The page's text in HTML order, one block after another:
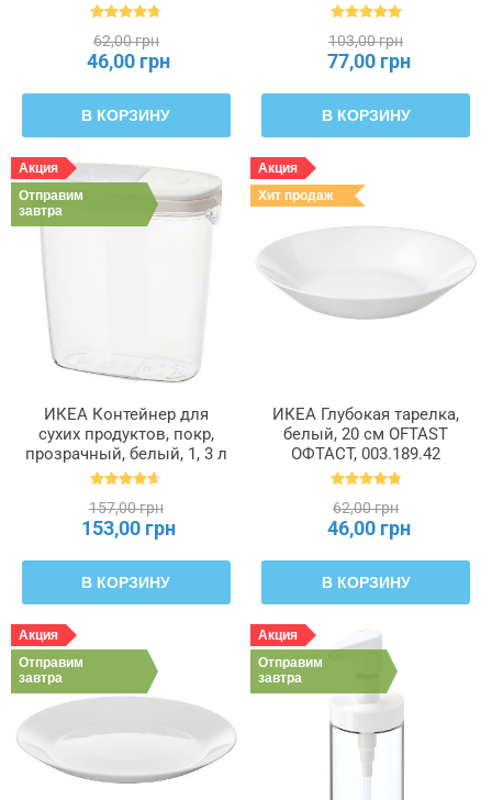
62,00 грн
46,00 грн
В КОРЗИНУ
55 x 49 x 19 см PÄRKLA
103,00 грн
77,00 грн
В КОРЗИНУ
Акция
Отправим
завтра
ИКЕА Контейнер для
сухих продуктов, покр,
прозрачный, белый, 1, 3 л
IKEA 365+, 800.667.23
157,00 грн
153,00 грн
В КОРЗИНУ
Акция
Хит продаж
ИКЕА Глубокая тарелка,
белый, 20 см OFTAST
ОФТАСТ, 003.189.42
62,00 грн
46,00 грн
В КОРЗИНУ
Акция
Отправим
завтра
Акция
Отправим
завтра